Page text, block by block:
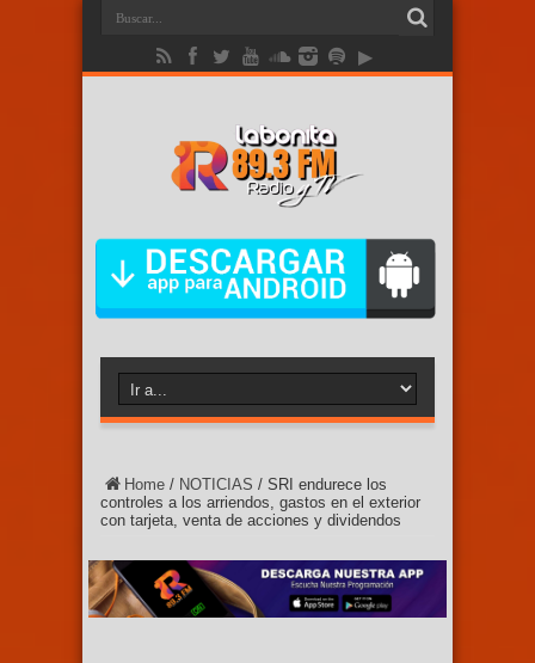
Home / NOTICIAS / SRI endurece los
controles a los arriendos, gastos en el exterior
con tarjeta, venta de acciones y dividendos